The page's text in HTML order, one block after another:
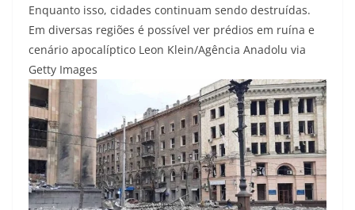
Enquanto isso, cidades continuam sendo destruídas.
Em diversas regiões é possível ver prédios em ruína e
cenário apocalíptico Leon Klein/Agência Anadolu via
Getty Images